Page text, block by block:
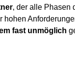
, der alle Phasen
hohen
fast unmöglich